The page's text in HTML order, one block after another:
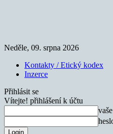
Neděle, 09. srpna 2026
Kontakty / Etický kodex
Inzerce
Přihlásit se
Vítejte! přihlášení k účtu